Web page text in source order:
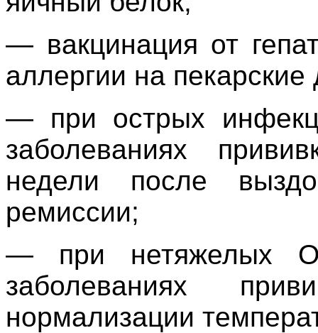
— вакцинация от
аллергии на
— при острых
заболеваниях
недели после
ремиссии;
— при нетяжелых
заболеваниях
нормализации